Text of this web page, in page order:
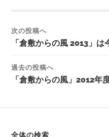
次の投稿へ
「倉敷からの風 2013」は
過去の投稿へ
「倉敷からの風」2012年
全体の検索